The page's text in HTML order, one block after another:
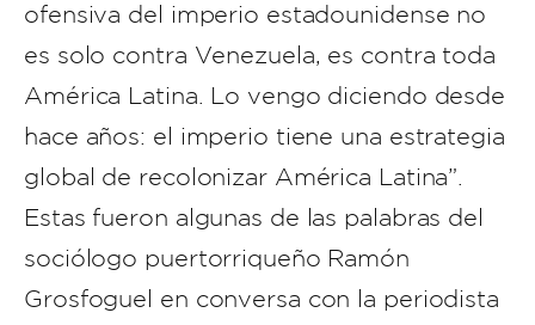
ofensiva del imperio estadounidense no
es solo contra Venezuela, es contra toda
América Latina. Lo vengo diciendo desde
hace años: el imperio tiene una estrategia
global de recolonizar América Latina”.
Estas fueron algunas de las palabras del
sociólogo puertorriqueño Ramón
Grosfoguel en conversa con la periodista